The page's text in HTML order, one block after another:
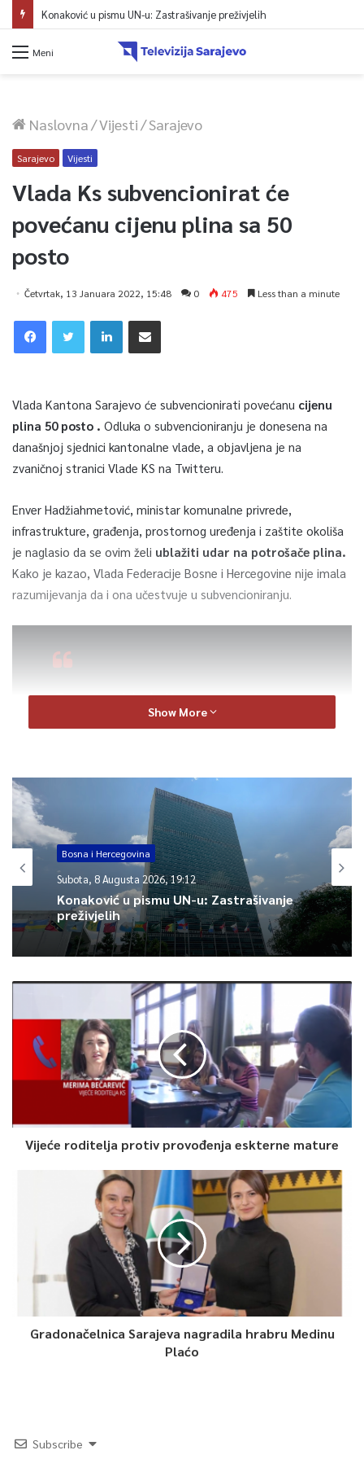
Konaković u pismu UN-u: Zastrašivanje preživjelih
Meni
Naslovna/Vijesti/Sarajevo
Sarajevo Vijesti
Vlada Ks subvencionirat će
povećanu cijenu plina sa 50
posto
Četvrtak, 13 Januara 2022, 15:48 0 475 Less than a minute
Vlada Kantona Sarajevo će subvencionirati povećanu cijenu
plina 50 posto . Odluka o subvencioniranju je donesena na
današnjoj sjednici kantonalne vlade, a objavljena je na
zvaničnoj stranici Vlade KS na Twitteru.
Enver Hadžiahmetović, ministar komunalne privrede,
infrastrukture, građenja, prostornog uređenja i zaštite okoliša
je naglasio da se ovim želi ublažiti udar na potrošače plina.
Kako je kazao, Vlada Federacije Bosne i Hercegovine nije imala
razumijevanja da i ona učestvuje u subvencioniranju.
Zvanično. Vlada Kantona Sarajevo
subvencionirat će povećanu cijenu
ispunjavamo", rekao je ministar Enver
Hadžiahmetović.
pic.twitter.com/PGGwujPAVK
— Vlada Kantona Sarajevo (@vladaks_)
13, 2022
Article Rating
Show More
Bosna i Hercegovina
Subota, 8 Augusta 2026, 19:12
Konaković u pismu UN-u: Zastrašivanje
preživjelih
Vijeće roditelja protiv provođenja eskterne mature
Gradonačelnica Sarajeva nagradila hrabru Medinu
Plaćo
Subscribe